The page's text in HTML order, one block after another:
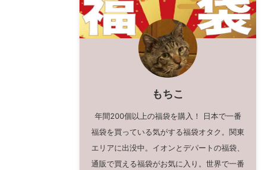
もちこ
年間200個以上の福袋を購入！ 日本で一番
福袋を買っている気がする福袋オタク。関東
エリアに出没中。イオンとデパートの福袋、
通販で買える福袋がお気に入り。世界で一番